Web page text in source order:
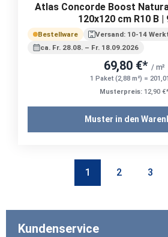
Atlas Concorde Boost
120x120 cm R10 B |
Bestellware
Versand: 10-14
ca. Fr. 28.08. – Fr. 18.09.2026
69,80 €* / m²
1 Paket (2,88 m²) =
Musterpreis: 12,90
Muster in den
Seite
1
Seite
2
Seite
3
Kundenservice